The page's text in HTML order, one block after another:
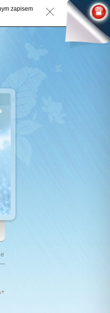
zapisem